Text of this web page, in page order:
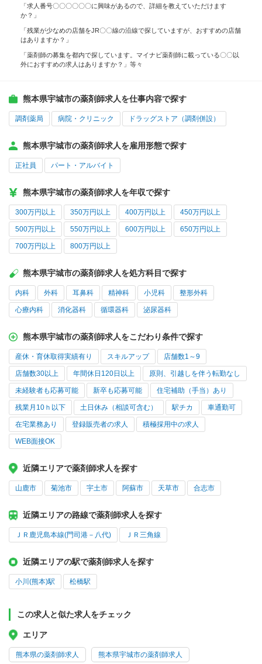
「求人番号〇〇〇〇〇〇に興味があるので、詳細を教えていただけます
か？」
「残業が少なめの店舗をJR〇〇線の沿線で探していますが、おすすめの店舗
はありますか？」
「薬剤師の募集を都内で探しています。マイナビ薬剤師に載っている〇〇以
外におすすめの求人はありますか？」等々
熊本県宇城市の薬剤師求人を仕事内容で探す
調剤薬局 病院・クリニック ドラッグストア（調剤併設）
熊本県宇城市の薬剤師求人を雇用形態で探す
正社員 パート・アルバイト
熊本県宇城市の薬剤師求人を年収で探す
300万円以上 350万円以上 400万円以上 450万円以上
500万円以上 550万円以上 600万円以上 650万円以上
700万円以上 800万円以上
熊本県宇城市の薬剤師求人を処方科目で探す
内科 外科 耳鼻科 精神科 小児科 整形外科
心療内科 消化器科 循環器科 泌尿器科
熊本県宇城市の薬剤師求人をこだわり条件で探す
産休・育休取得実績有り スキルアップ 店舗数1～9
店舗数30以上 年間休日120日以上 原則、引越しを伴う転勤なし
未経験者も応募可能 新卒も応募可能 住宅補助（手当）あり
残業月10ｈ以下 土日休み（相談可含む） 駅チカ 車通勤可
在宅業務あり 登録販売者の求人 積極採用中の求人
WEB面接OK
近隣エリアで薬剤師求人を探す
山鹿市 菊池市 宇土市 阿蘇市 天草市 合志市
近隣エリアの路線で薬剤師求人を探す
ＪＲ鹿児島本線(門司港－八代) ＪＲ三角線
近隣エリアの駅で薬剤師求人を探す
小川(熊本)駅 松橋駅
この求人と似た求人をチェック
エリア
熊本県の薬剤師求人 熊本県宇城市の薬剤師求人